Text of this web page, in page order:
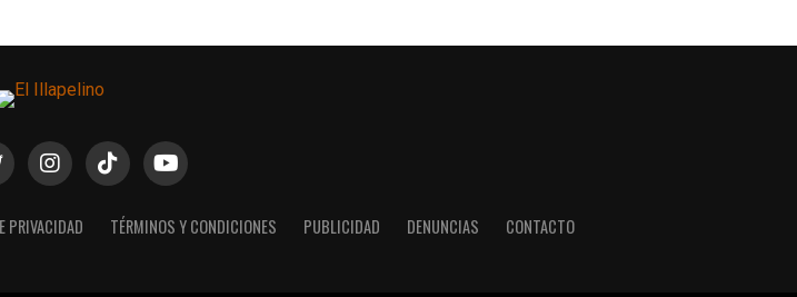
PRIVACIDAD TÉRMINOS Y CONDICIONES PUBLICIDAD DENUNCIAS CONTACTO